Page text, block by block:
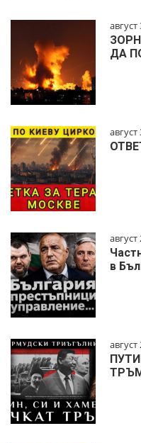
август
ДА
август
август
в
август